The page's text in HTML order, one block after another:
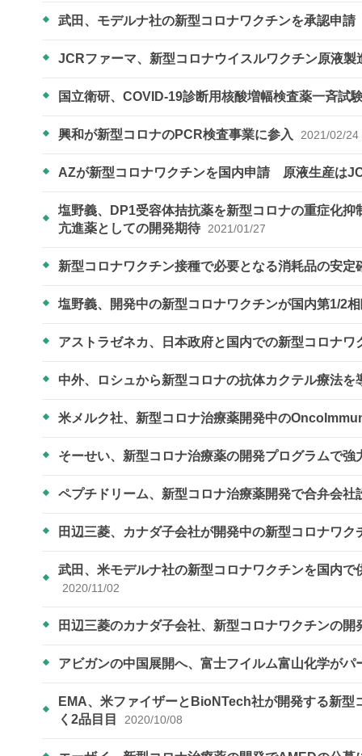
武田、モデルナ社の新型コロナワクチンを承認申請
JCRファーマ、新型コロナウイスルワクチン原液
国立衛研、COVID-19診断用核酸増幅検査薬一斉試
興和が新型コロナのPCR検査事業に参入 2021/02/24
AZが新型コロナワクチンを国内申請 原液生産は
塩野義、DP1受容体拮抗薬を新型コロナの重症化
亢進薬としての開発期待 2021/01/27
新型コロナワクチン接種で必要となる消耗品の安
塩野義、開発中の新型コロナワクチンが国内第1/2
アストラゼネカ、日本政府と国内での新型コロナ
中外、ロシュから新型コロナの抗体カクテル療法を
米メルク社、新型コロナ治療薬開発中の
そーせい、新型コロナ治療薬の開発プログラムで
ペプチドリーム、新型コロナ治療薬開発で合弁会社
田辺三菱、カナダ子会社が開発中の新型コロナワ
武田、米モデルナ社の新型コロナワクチンを国内
2020/11/02
田辺三菱のカナダ子会社、新型コロナワクチンの
アビガンの中国展開へ、富士フイルム富山化学が
EMA、米ファイザーとBioNTech社が開発する新
く2品目目
2020/10/08